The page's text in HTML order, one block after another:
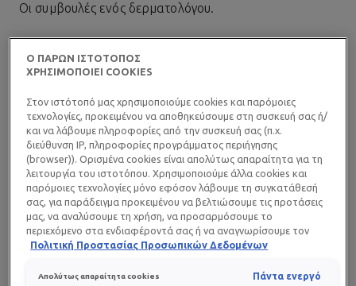
Οι συμβουλές ενός δερματολόγου.
ΠΟΙΑ ΕΙΝΑΙ Η ΙΔΙΑΙΤΕΡΟΤΗΤΑ
ΤΟΥ ΠΡΟΣΩΠΟΥ;
Στο πρόσωπο υπάρχουν πολλοί σμηγματογόνοι αδένες
και συνήθως το σμήγμα το προστατεύει περισσότερο.
Ωστόσο, η επιδερμίδα που το περιβάλλει, όταν δεν
καλύπτεται από ρούχα, είναι ευαίσθητη σε όλες τις
εξωτερικές επιδράσεις: κρύο, ζέστη, αέρας, ήλιος,
ρύπανση, καπνός από τσιγάρο.
Ορισμένες φορές η επιδερμίδα υφίσταται την
πολλά καθαριστικά, προϊόντων που προκαλούν
Ο ΠΑΡΩΝ ΙΣΤΟΤΟΠΟΣ
ΧΡΗΣΙΜΟΠΟΙΕΙ COOKIES
Στον ιστότοπό μας χρησιμοποιούμε cookies και παρόμοιες
τεχνολογίες, προκειμένου να αποθηκεύσουμε στη συσκευή σας ή/
και να λάβουμε πληροφορίες από την συσκευή σας (π.χ.
διεύθυνση IP, πληροφορίες προγράμματος περιήγησης
(browser)). Ορισμένα cookies είναι απολύτως απαραίτητα για τη
λειτουργία του ιστοτόπου. Χρησιμοποιούμε άλλα cookies και
παρόμοιες τεχνολογίες μόνο εφόσον λάβουμε τη συγκατάθεσή
σας, για παράδειγμα προκειμένου να βελτιώσουμε τις προτάσεις
μας, να αναλύσουμε τη χρήση, να προσαρμόσουμε το
περιεχόμενο στα ενδιαφέροντά σας ή να αναγνωρίσουμε τον
browser/ τη συσκευή σας για τη δημιουργία προφίλ με τα
περιεχόμενο σε άλλες διαδικτυακές προτάσεις. Μπορείτε να
Πολιτική Προστασίας Προσωπικών Δεδομένων
Απολύτως απαραίτητα cookies Πάντα ενεργό